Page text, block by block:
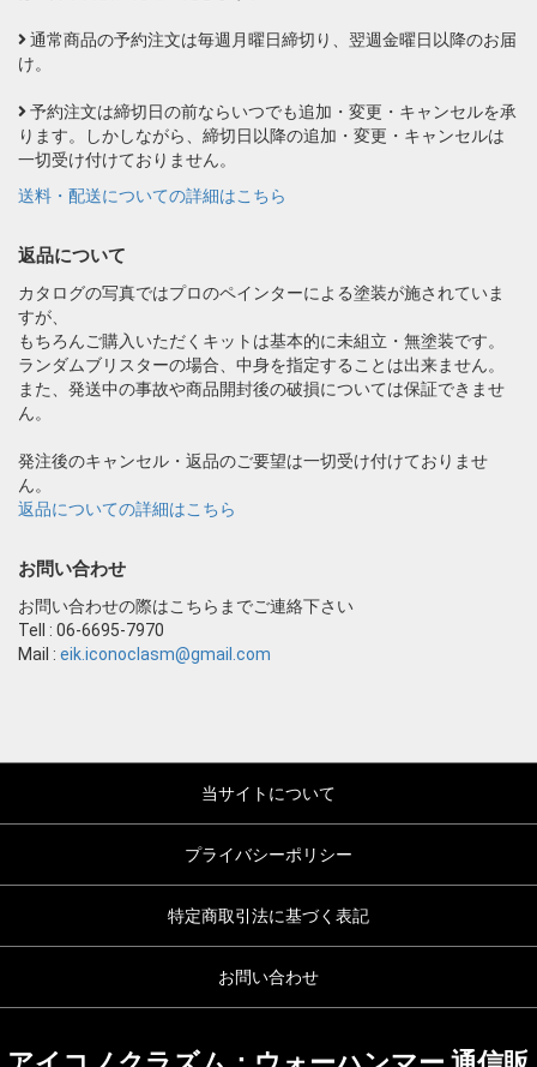
通常商品の予約注文は毎週月曜日締切り、翌週金曜日以降のお届
け。
予約注文は締切日の前ならいつでも追加・変更・キャンセルを承
ります。しかしながら、締切日以降の追加・変更・キャンセルは
一切受け付けておりません。
送料・配送についての詳細はこちら
返品について
カタログの写真ではプロのペインターによる塗装が施されていま
すが、
もちろんご購入いただくキットは基本的に未組立・無塗装です。
ランダムブリスターの場合、中身を指定することは出来ません。
また、発送中の事故や商品開封後の破損については保証できませ
ん。
発注後のキャンセル・返品のご要望は一切受け付けておりませ
ん。
返品についての詳細はこちら
お問い合わせ
お問い合わせの際はこちらまでご連絡下さい
Tell : 06-6695-7970
Mail : eik.iconoclasm@gmail.com
当サイトについて
プライバシーポリシー
特定商取引法に基づく表記
お問い合わせ